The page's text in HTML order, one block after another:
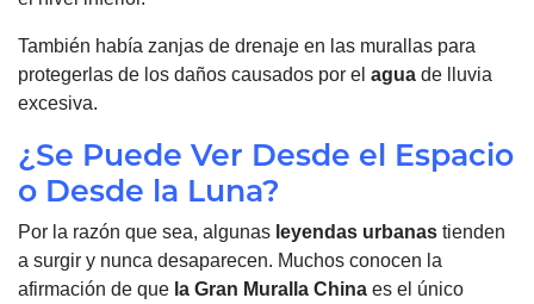
También había zanjas de drenaje en las murallas para
protegerlas de los daños causados por el agua de lluvia
excesiva.
¿Se Puede Ver Desde el Espacio
o Desde la Luna?
Por la razón que sea, algunas leyendas urbanas tienden
a surgir y nunca desaparecen. Muchos conocen la
afirmación de que la Gran Muralla China es el único